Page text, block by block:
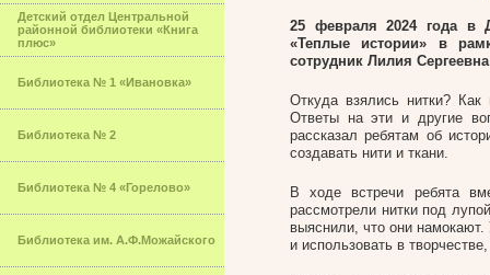
Детский отдел Центральной
районной библиотеки «Книга
плюс»
Библиотека № 1 «Ивановка»
Библиотека № 2
Библиотека № 4 «Горелово»
Библиотека им. А.Ф.Можайского
25 февраля 2024 годав
«Теплые истории» в
сотрудник Лилия
Откуда взялись нитки?
Ответы на эти и другие
рассказал ребятам об
создавать нити и ткани.
В ходе встречи ребята
рассмотрели нитки под
выяснили, что они намокают.
и использовать в